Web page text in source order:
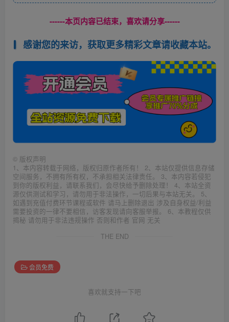
------本页内容已结束，喜欢请分享------
感谢您的来访，获取更多精彩文章请收藏本站。
© 版权声明
1、本内容转载于网络，版权归原作者所有！ 2、本站仅提供信息存储
空间服务，不拥有所有权，不承担相关法律责任。 3、本内容若侵犯
到你的版权利益，请联系我们，会尽快给予删除处理！ 4、本站全资
源仅供测试和学习，请勿用于非法操作，一切后果与本站无关。 5、
如遇到充值付费环节课程或软件 请马上删除退出 涉及自身权益/利益
需要投资的一律不要相信，访客发现请向客服举报。 6、本教程仅供
揭秘 请勿用于非法违规操作 否则和作者 官网 无关
THE END
会员免费
喜欢就支持一下吧